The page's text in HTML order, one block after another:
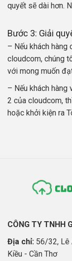
quyết sẽ dài hơn.
Bước 3: Giải
– Nếu khách
cloudcom, chúng
với mong muốn
– Nếu khách
2 của cloudcom,
hoặc khởi kiện ra
CÔNG TY TNHH
Địa chỉ: 56/32, Lê
Kiều - Cần Thơ